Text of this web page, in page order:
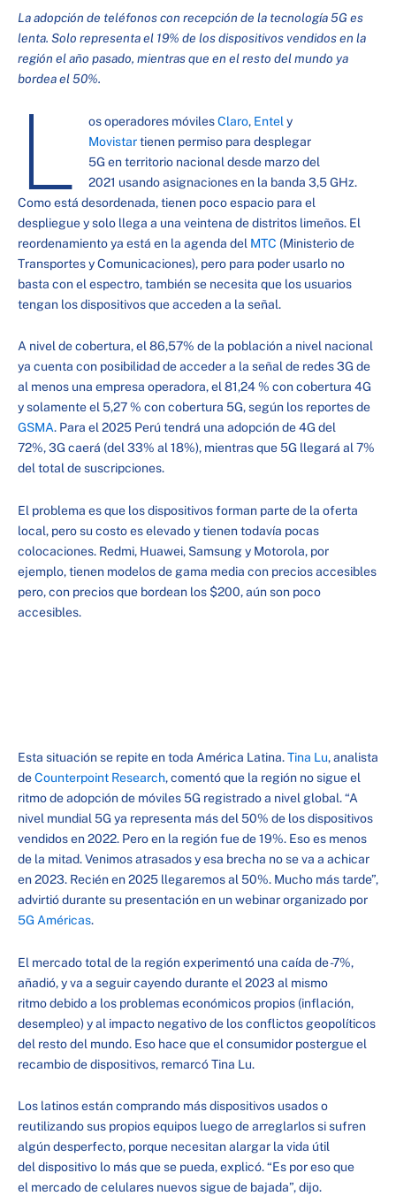
La adopción de teléfonos con recepción de la tecnología 5G es
lenta. Solo representa el 19% de los dispositivos vendidos en la
región el año pasado, mientras que en el resto del mundo ya
bordea el 50%.
L os operadores móvilesClaro, Entel y
Movistartienen permiso para desplegar
5G en territorio nacional desde marzo del
2021 usando asignaciones en la banda 3,5 GHz.
Como está desordenada, tienen poco espacio para el
despliegue y solo llega a una veintena de distritos limeños. El
reordenamiento ya está en la agenda del MTC (Ministerio de
Transportes y Comunicaciones), pero para poder usarlo no
basta con el espectro, también se necesita que los usuarios
tengan los dispositivos que acceden a la señal.
A nivel de cobertura, el 86,57% de la población a nivel nacional
ya cuenta con posibilidad de acceder a la señal de redes 3G de
al menos una empresa operadora, el 81,24 % con cobertura 4G
y solamente el 5,27 % con cobertura 5G, según los reportes de
GSMA. Para el 2025 Perú tendrá una adopción de 4G del
72%, 3G caerá (del 33% al 18%), mientras que 5G llegará al 7%
del total de suscripciones.
El problema es que los dispositivos forman parte de la oferta
local, pero su costo es elevado y tienen todavía pocas
colocaciones. Redmi, Huawei, Samsung y Motorola, por
ejemplo, tienen modelos de gama media con precios accesibles
pero, con precios que bordean los $200, aún son poco
accesibles.
Esta situación se repite en toda América Latina.Tina Lu, analista
deCounterpoint Research, comentó que la región no sigue el
ritmo de adopción de móviles 5G registrado a nivel global. “A
nivel mundial 5G ya representa más del 50% de los dispositivos
vendidos en 2022. Pero en la región fue de 19%. Eso es menos
de la mitad. Venimos atrasados y esa brecha no se va a achicar
en 2023. Recién en 2025 llegaremos al 50%. Mucho más tarde”,
advirtió durante su presentación en un webinar organizado por
5G Américas.
El mercado total de la región experimentó una caída de -7%,
añadió, y va a seguir cayendo durante el 2023 al mismo
ritmo debido a los problemas económicos propios (inflación,
desempleo) y al impacto negativo de los conflictos geopolíticos
del resto del mundo. Eso hace que el consumidor postergue el
recambio de dispositivos, remarcó Tina Lu.
Los latinos están comprando más dispositivos usados o
reutilizando sus propios equipos luego de arreglarlos si sufren
algún desperfecto, porque necesitan alargar la vida útil
del dispositivo lo más que se pueda, explicó. “Es por eso que
el mercado de celulares nuevos sigue de bajada”, dijo.